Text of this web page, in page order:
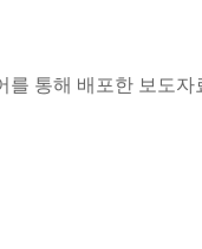
를 통해 배포한 보도